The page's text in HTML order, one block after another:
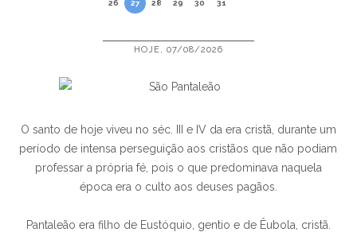
26 27 28 29 30 31
HOJE, 07/08/2026
O santo de hoje viveu no séc. III e IV da era cristã, durante um
período de intensa perseguição aos cristãos que não podiam
professar a própria fé, pois o que predominava naquela
época era o culto aos deuses pagãos.
Pantaleão era filho de Eustóquio, gentio e de Êubola, cristã.